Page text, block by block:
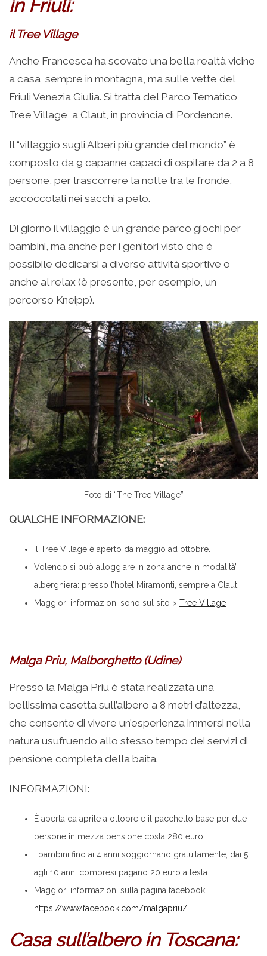
in Friuli:
il Tree Village
Anche Francesca ha scovato una bella realtà vicino
a casa, sempre in montagna, ma sulle vette del
Friuli Venezia Giulia. Si tratta del Parco Tematico
Tree Village, a Claut, in provincia di Pordenone.
Il “villaggio sugli Alberi più grande del mondo” è
composto da 9 capanne capaci di ospitare da 2 a 8
persone, per trascorrere la notte tra le fronde,
accoccolati nei sacchi a pelo.
Di giorno il villaggio è un grande parco giochi per
bambini, ma anche per i genitori visto che è
possibile dedicarsi a diverse attività sportive o
anche al relax (è presente, per esempio, un
percorso Kneipp).
Foto di “The Tree Village”
QUALCHE INFORMAZIONE:
Il Tree Village è aperto da maggio ad ottobre.
Volendo si può alloggiare in zona anche in modalità’
alberghiera: presso l’hotel Miramonti, sempre a Claut.
Maggiori informazioni sono sul sito > Tree Village
Malga Priu, Malborghetto (Udine)
Presso la Malga Priu è stata realizzata una
bellissima casetta sull’albero a 8 metri d’altezza,
che consente di vivere un’esperienza immersi nella
natura usufruendo allo stesso tempo dei servizi di
pensione completa della baita.
INFORMAZIONI:
È aperta da aprile a ottobre e il pacchetto base per due
persone in mezza pensione costa 280 euro.
I bambini fino ai 4 anni soggiornano gratuitamente, dai 5
agli 10 anni compresi pagano 20 euro a testa.
Maggiori informazioni sulla pagina facebook:
https://www.facebook.com/malgapriu/
Casa sull’albero in Toscana: